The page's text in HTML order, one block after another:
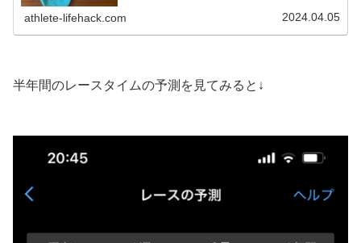
athlete-lifehack.com 2024.04.05
半年間のレースタイムの予測を見てみると↓